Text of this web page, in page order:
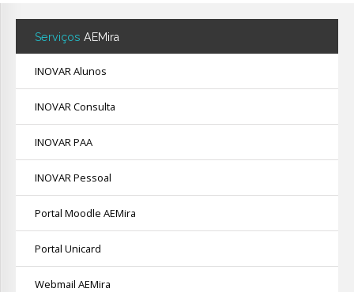
Serviços AEMira
INOVAR Alunos
INOVAR Consulta
INOVAR PAA
INOVAR Pessoal
Portal Moodle AEMira
Portal Unicard
Webmail AEMira